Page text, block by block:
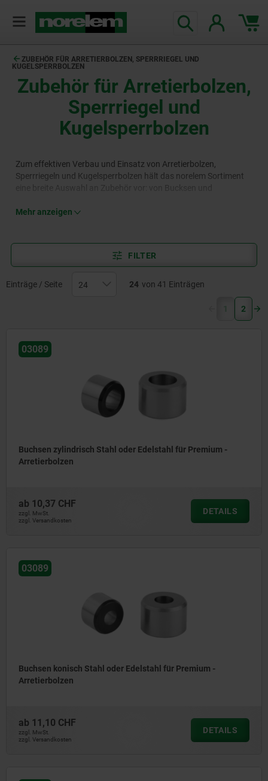
ZUBEHÖR FÜR ARRETIERBOLZEN, SPERRRIEGEL UND
KUGELSPERRBOLZEN
Zubehör für Arretierbolzen,
Sperrriegel und
Kugelsperrbolzen
Zum effektiven Verbau und Einsatz von Arretierbolzen,
Sperrriegeln und Kugelsperrbolzen hält das norelem Sortiment
und Stellschrauben.
Mehr anzeigen
FILTER
Einträge / Seite 24 von 41 Einträgen
1 (current)
2
03089
Buchsen zylindrisch Stahl oder Edelstahl für Premium -
Arretierbolzen
ab 10,37 CHF
zzgl. MwSt.
zzgl. Versandkosten
DETAILS
03089
Buchsen konisch Stahl oder Edelstahl für Premium -
Arretierbolzen
ab 11,10 CHF
zzgl. MwSt.
zzgl. Versandkosten
DETAILS